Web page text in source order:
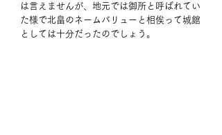
は言えませんが、地元では御所と呼ばれてい
た様で北畠のネームバリューと相俟って城館
としては十分だったのでしょう。